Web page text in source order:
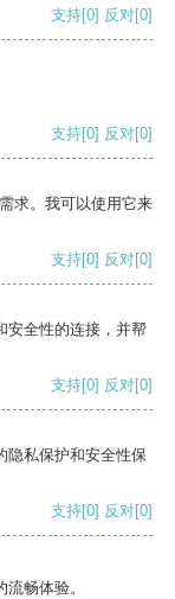
支持[0] 反对[0]
支持[0] 反对[0]
求。我可以使用它来
支持[0] 反对[0]
安全性的连接，并帮
支持[0] 反对[0]
隐私保护和安全性保
支持[0] 反对[0]
畅体验。